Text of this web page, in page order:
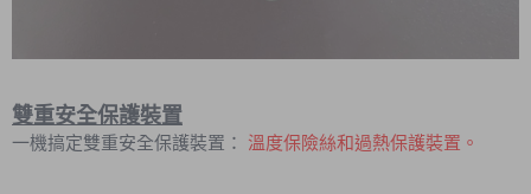
雙重安全保護裝置
一機搞定雙重安全保護裝置： 溫度保險絲和過熱保護裝置。